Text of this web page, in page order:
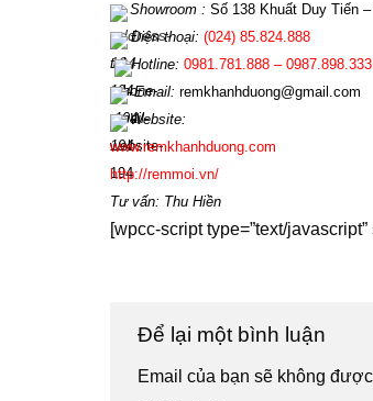
Showroom : Số 138 Khuất Duy Tiến
Điện thoại: (024) 85.824.888
Hotline: 0981.781.888 – 0987.898.333
Email: remkhanhduong@gmail.com
Website:
www.remkhanhduong.com
http://remmoi.vn/
Tư vấn: Thu Hiền
[wpcc-script type=”text/
Để lại một bình luận
Email của bạn sẽ không